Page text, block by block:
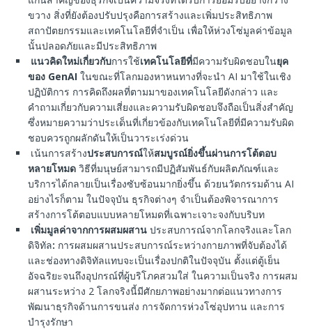
ขวาง สิ่งที่ยังต้องปรับปรุงคือการสร้างและเพิ่มประสิทธิภาพ
สถาปัตยกรรมและเทคโนโลยีที่จำเป็น เพื่อให้ห่วงโซ่มูลค่าข้อมูล
นั้นปลอดภัยและมีประสิทธิภาพ
แนวคิดใหม่เกี่ยวกับการใช้เทคโนโลยีที่มีความรับผิดชอบในยุค
ของ GenAI ในขณะที่โลกมองหาหนทางที่จะนำ AI มาใช้ในเชิง
ปฏิบัติการ การคิดถึงผลที่ตามมาของเทคโนโลยีดังกล่าว และ
คำถามเกี่ยวกับความเสี่ยงและความรับผิดชอบจึงถือเป็นสิ่งสำคัญ
ซึ่งหมายความว่าประเด็นที่เกี่ยวข้องกับเทคโนโลยีที่มีความรับผิด
ชอบควรถูกผลักดันให้เป็นวาระเร่งด่วน
เน้นการสร้างประสบการณ์ให้สมบูรณ์ยิ่งขึ้นผ่านการโต้ตอบ
หลายโหมด วิธีที่มนุษย์สามารถมีปฏิสัมพันธ์กับผลิตภัณฑ์และ
บริการได้กลายเป็นเรื่องซับซ้อนมากยิ่งขึ้น ด้วยนวัตกรรมด้าน AI
อย่างไรก็ตาม ในปัจจุบัน ธุรกิจต่างๆ จำเป็นต้องพิจารณาการ
สร้างการโต้ตอบแบบหลายโหมดที่เฉพาะเจาะจงกับบริบท
เพิ่มมูลค่าจากการผสมผสาน ประสบการณ์จากโลกจริงและโลก
ดิจิทัล: การผสมผสานประสบการณ์ระหว่างกายภาพที่จับต้องได้
และช่องทางดิจิทัลแทบจะเป็นเรื่องปกติในปัจจุบัน ตั้งแต่ตู้เย็น
อัจฉริยะจนถึงอุปกรณ์ที่ผู้บริโภคสวมใส่ ในความเป็นจริง การผสม
ผสานระหว่าง 2 โลกจริงนี้มีศักยภาพอย่างมากต่อแนวทางการ
พัฒนาธุรกิจด้านการขนส่ง การจัดการห่วงโซ่อุปทาน และการ
บำรุงรักษา